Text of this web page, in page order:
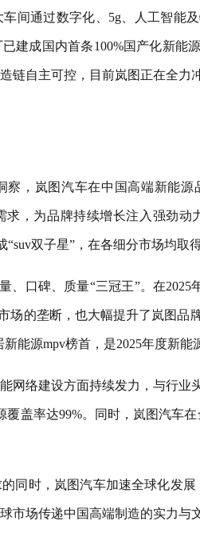
间通过数字化、5g、人工智能
建成国内首条100%国产化新能
链自主可控，目前岚图正在全力
，岚图汽车在中国高端新能源
求，为品牌持续增长注入强劲
双子星”，在各细分市场均取
、口碑、质量“三冠王”。在
场的垄断，也大幅提升了岚图品
能源mpv榜首，是2025年度新能
网络建设方面持续发力，与行业
覆盖率达99%。同时，岚图汽车
同时，岚图汽车加速全球化发
市场传递中国高端制造的实力与